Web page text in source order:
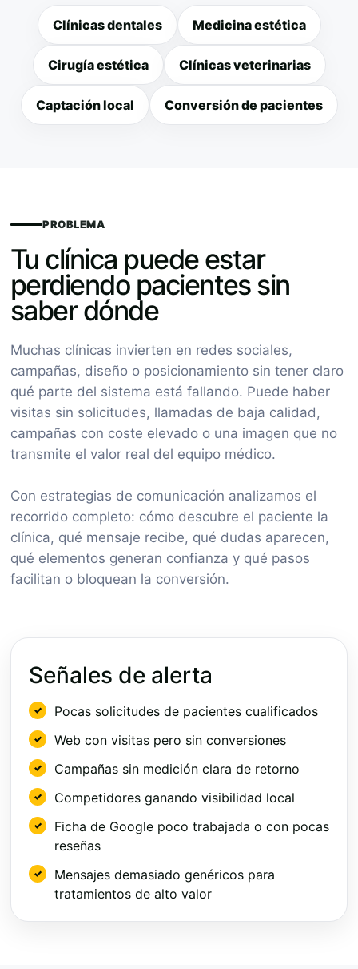
Clínicas dentales Medicina estética
Cirugía estética Clínicas veterinarias
Captación local Conversión de pacientes
PROBLEMA
Tu clínica puede estar
perdiendo pacientes sin
saber dónde
Muchas clínicas invierten en redes sociales,
campañas, diseño o posicionamiento sin tener claro
qué parte del sistema está fallando. Puede haber
visitas sin solicitudes, llamadas de baja calidad,
campañas con coste elevado o una imagen que no
transmite el valor real del equipo médico.
Con estrategias de comunicación analizamos el
recorrido completo: cómo descubre el paciente la
clínica, qué mensaje recibe, qué dudas aparecen,
qué elementos generan confianza y qué pasos
facilitan o bloquean la conversión.
Señales de alerta
Pocas solicitudes de pacientes cualificados
Web con visitas pero sin conversiones
Campañas sin medición clara de retorno
Competidores ganando visibilidad local
Ficha de Google poco trabajada o con pocas
reseñas
Mensajes demasiado genéricos para
tratamientos de alto valor